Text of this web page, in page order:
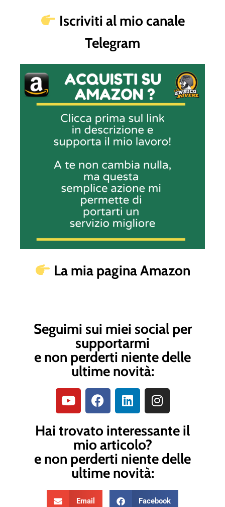
Iscriviti al mio canale
Telegram
La mia pagina Amazon
Seguimi sui miei social per
supportarmi
e non perderti niente delle
ultime novità:
Hai trovato interessante il
mio articolo?
e non perderti niente delle
ultime novità:
Email Facebook